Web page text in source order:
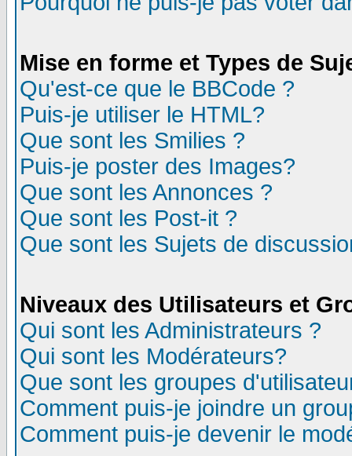
Mise en forme et Types de
Qu'est-ce que le BBCode ?
Puis-je utiliser le HTML?
Que sont les Smilies ?
Puis-je poster des Images?
Que sont les Annonces ?
Que sont les Post-it ?
Que sont les Sujets de
Niveaux des Utilisateurs et
Qui sont les Administrateurs ?
Qui sont les Modérateurs?
Que sont les groupes
Comment puis-je joindre un
Comment puis-je devenir le